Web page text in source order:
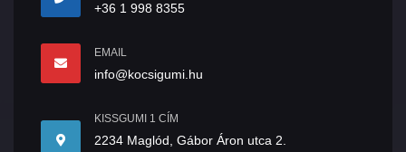
+36 1 998 8355
EMAIL
info@kocsigumi.hu
KISSGUMI 1 CÍM
2234 Maglód, Gábor Áron utca 2.